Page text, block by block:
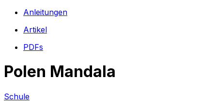
Anleitungen
Artikel
PDFs
Polen Mandala
Schule